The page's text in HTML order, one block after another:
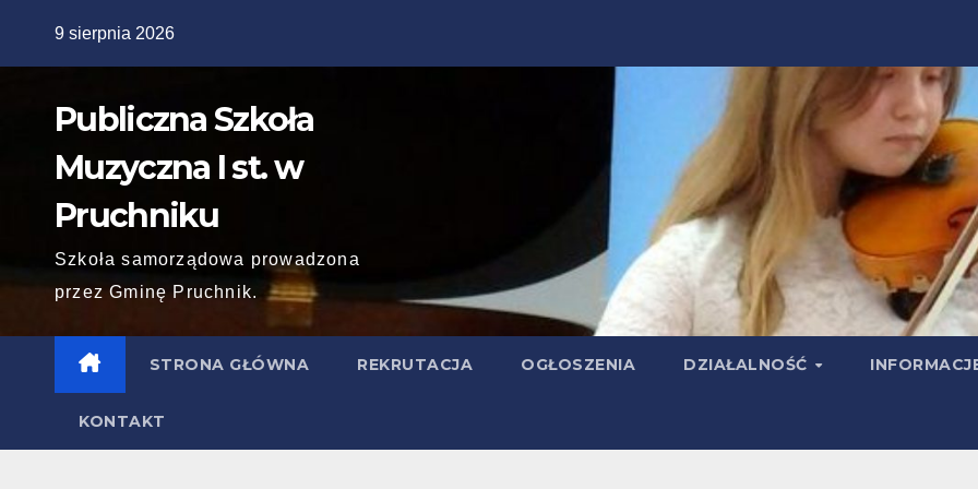
9 sierpnia 2026
Publiczna Szkoła
Muzyczna I st. w
Pruchniku
Szkoła samorządowa prowadzona
przez Gminę Pruchnik.
STRONA GŁÓWNA REKRUTACJA OGŁOSZENIA DZIAŁALNOŚĆ
KONTAKT